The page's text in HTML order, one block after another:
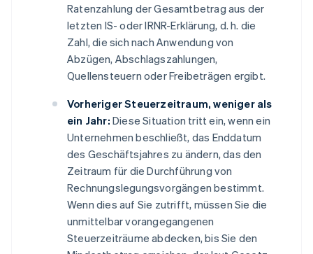
Ratenzahlung der Gesamtbetrag aus der
letzten IS- oder IRNR-Erklärung, d. h. die
Zahl, die sich nach Anwendung von
Abzügen, Abschlagszahlungen,
Quellensteuern oder Freibeträgen ergibt.
Vorheriger Steuerzeitraum, weniger als
ein Jahr: Diese Situation tritt ein, wenn ein
Unternehmen beschließt, das Enddatum
des Geschäftsjahres zu ändern, das den
Zeitraum für die Durchführung von
Rechnungslegungsvorgängen bestimmt.
Wenn dies auf Sie zutrifft, müssen Sie die
unmittelbar vorangegangenen
Steuerzeiträume abdecken, bis Sie den